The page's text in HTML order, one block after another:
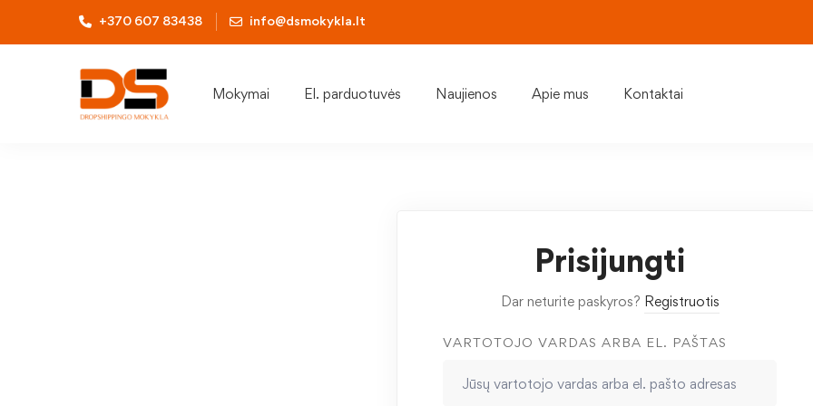
+370 607 83438 info@dsmokykla.lt
Mokymai El. parduotuvės Naujienos Apie mus Kontaktai
Prisijungti
Dar neturite paskyros? Registruotis
VARTOTOJO VARDAS ARBA EL. PAŠTAS